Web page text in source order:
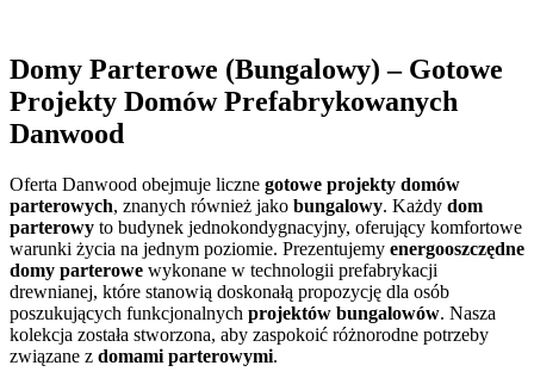
Domy Parterowe (Bungalowy) – Gotowe
Projekty Domów Prefabrykowanych
Danwood
Oferta Danwood obejmuje liczne gotowe projekty domów
parterowych, znanych również jako bungalowy. Każdy dom
parterowy to budynek jednokondygnacyjny, oferujący komfortowe
warunki życia na jednym poziomie. Prezentujemy energooszczędne
domy parterowe wykonane w technologii prefabrykacji
drewnianej, które stanowią doskonałą propozycję dla osób
poszukujących funkcjonalnych projektów bungalowów. Nasza
kolekcja została stworzona, aby zaspokoić różnorodne potrzeby
związane z domami parterowymi.